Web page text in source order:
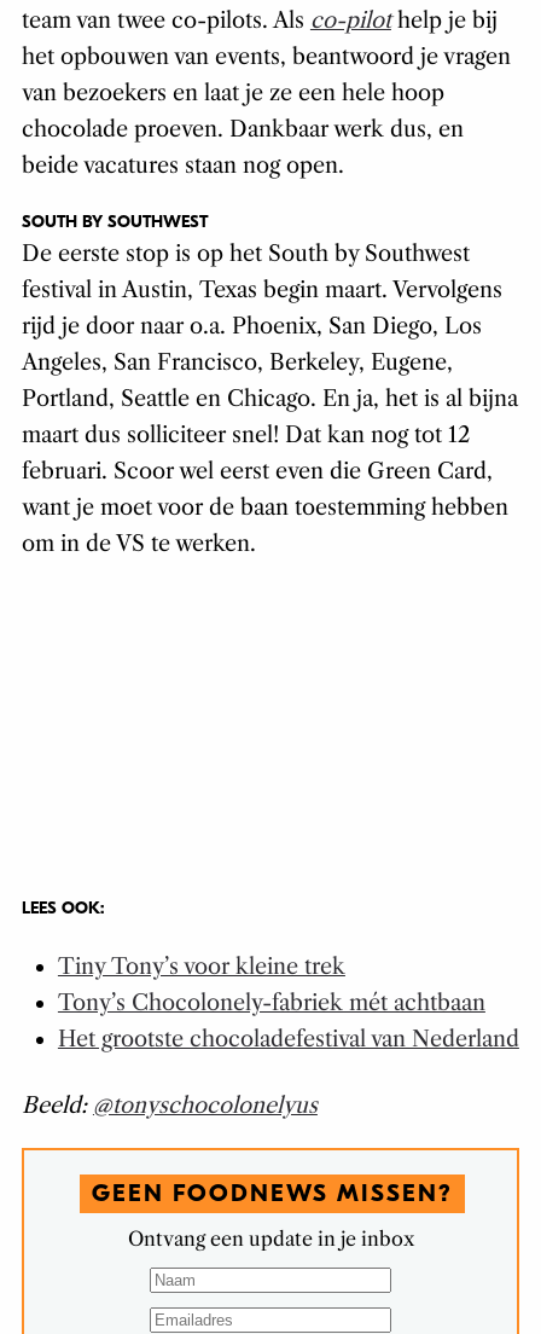
team van twee co-pilots. Als co-pilothelp je bij
het opbouwen van events, beantwoord je vragen
van bezoekers en laat je ze een hele hoop
chocolade proeven. Dankbaar werk dus, en
beide vacatures staan nog open.
SOUTH BY SOUTHWEST
De eerste stop is op het South by Southwest
festival in Austin, Texas begin maart. Vervolgens
rijd je door naar o.a. Phoenix, San Diego, Los
Angeles, San Francisco, Berkeley, Eugene,
Portland, Seattle en Chicago. En ja, het is al bijna
maart dus solliciteer snel! Dat kan nog tot 12
februari. Scoor wel eerst even die Green Card,
want je moet voor de baan toestemming hebben
om in de VS te werken.
LEES OOK:
Tiny Tony’s voor kleine trek
Tony’s Chocolonely-fabriek mét achtbaan
Het grootste chocoladefestival van Nederland
Beeld: @tonyschocolonelyus
GEEN FOODNEWS MISSEN?
Ontvang een update in je inbox